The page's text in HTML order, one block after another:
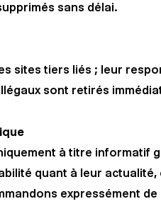
sans délai.
sites tiers liés ; leur
sont retirés
à titre informatif
quant à leur
expressément